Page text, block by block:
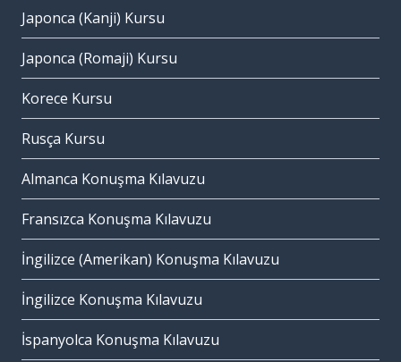
Japonca (Kanji) Kursu
Japonca (Romaji) Kursu
Korece Kursu
Rusça Kursu
Almanca Konuşma Kılavuzu
Fransızca Konuşma Kılavuzu
İngilizce (Amerikan) Konuşma Kılavuzu
İngilizce Konuşma Kılavuzu
İspanyolca Konuşma Kılavuzu